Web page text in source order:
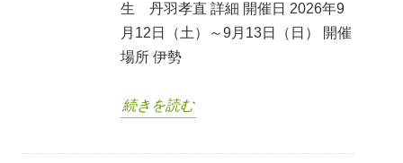
生 丹羽孝直 詳細 開催日 2026年9
月12日（土）～9月13日（日） 開催
場所 伊勢
続きを読む